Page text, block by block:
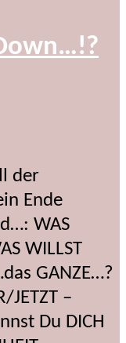
der
Ende
WAS
WILLST
GANZE…?
JETZT –
Du DICH